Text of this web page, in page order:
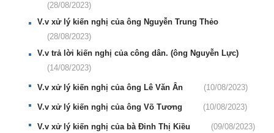
(28/08/2023)
V.v xử lý kiến nghị của ông Nguyễn Trung Thẻo
(28/08/2023)
V.v trả lời kiến nghị của công dân. (ông Nguyễn Lực)
(14/08/2023)
V.v xử lý kiến nghị của ông Lê Văn Ân (10/08/2023)
V.v xử lý kiến nghị của ông Võ Tương (10/08/2023)
V.v xử lý kiến nghị của bà Đinh Thị Kiều
(09/08/2023)